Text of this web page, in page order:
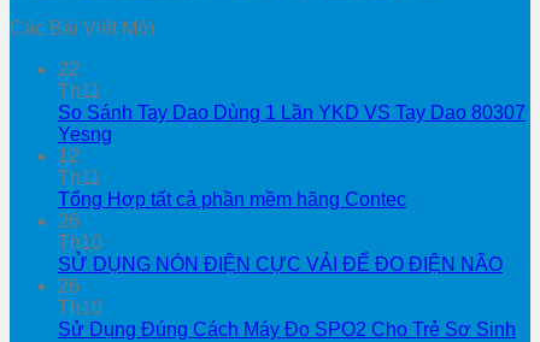
Các Bài Viết Mới
22
Th11
So Sánh Tay Dao Dùng 1 Lần YKD VS Tay Dao 80307
Yesng
12
Th11
Tổng Hợp tất cả phần mềm hãng Contec
26
Th10
SỬ DỤNG NÓN ĐIỆN CỰC VẢI ĐỂ ĐO ĐIỆN NÃO
26
Th10
Sử Dụng Đúng Cách Máy Đo SPO2 Cho Trẻ Sơ Sinh